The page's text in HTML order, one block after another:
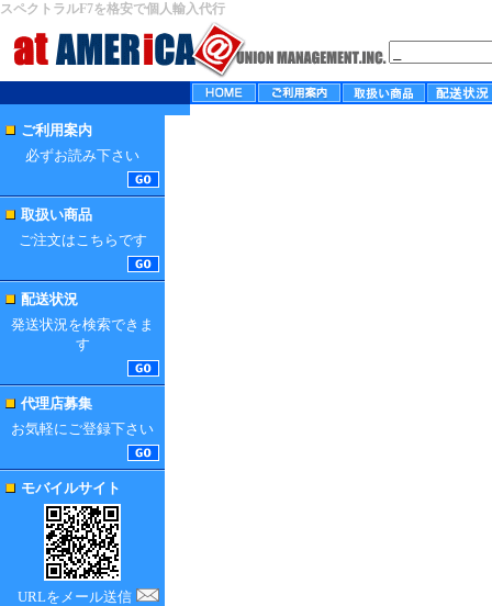
スペクトラルF7を格安で個人輸入代行
ご利用案内
必ずお読み下さい
取扱い商品
ご注文はこちらです
配送状況
発送状況を検索できま
す
代理店募集
お気軽にご登録下さい
モバイルサイト
URLをメール送信